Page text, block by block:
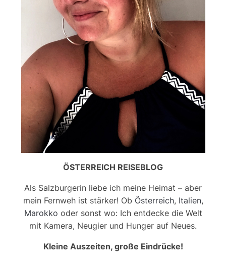
ÖSTERREICH REISEBLOG
Als Salzburgerin liebe ich meine Heimat – aber
mein Fernweh ist stärker! Ob Österreich, Italien,
Marokko oder sonst wo: Ich entdecke die Welt
mit Kamera, Neugier und Hunger auf Neues.
Kleine Auszeiten, große Eindrücke!